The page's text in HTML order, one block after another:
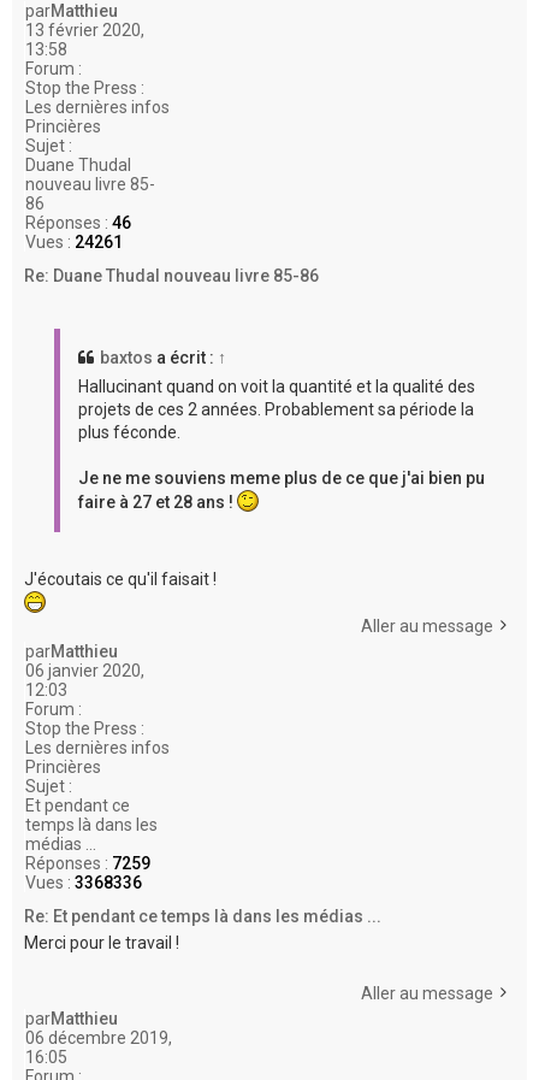
parMatthieu
13 février 2020,
13:58
Forum :
Stop the Press :
Les dernières infos
Princières
Sujet :
Duane Thudal
nouveau livre 85-
86
Réponses : 46
Vues : 24261
Re: Duane Thudal nouveau livre 85-86
baxtos a écrit : ↑
Hallucinant quand on voit la quantité et la qualité des
projets de ces 2 années. Probablement sa période la
plus féconde.
Je ne me souviens meme plus de ce que j'ai bien pu
faire à 27 et 28 ans !
J'écoutais ce qu'il faisait !
Aller au message
parMatthieu
06 janvier 2020,
12:03
Forum :
Stop the Press :
Les dernières infos
Princières
Sujet :
Et pendant ce
temps là dans les
médias ...
Réponses : 7259
Vues : 3368336
Re: Et pendant ce temps là dans les médias ...
Merci pour le travail !
Aller au message
parMatthieu
06 décembre 2019,
16:05